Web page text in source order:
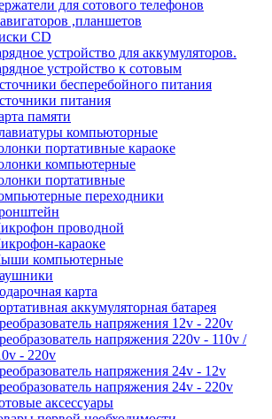
для сотового телефонов
,планшетов
CD
устройство для аккумуляторов.
устройство к сотовым
бесперебойного питания
питания
памяти
компьюторные
портативные караоке
компьютерные
портативные
переходники
проводной
караоке
компьютерные
карта
аккумуляторная батарея
напряжения 12v - 220v
напряжения 220v - 110v /
- 220v
напряжения 24v - 12v
напряжения 24v - 220v
аксессуары